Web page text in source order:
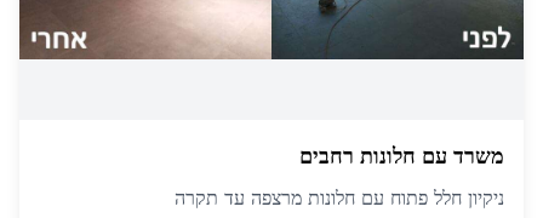
משרד עם חלונות רחבים
ניקיון חלל פתוח עם חלונות מרצפה עד תקרה